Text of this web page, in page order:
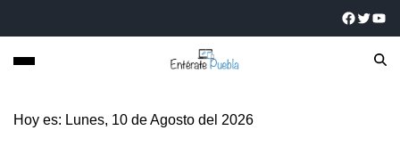
Hoy es: Lunes, 10 de Agosto del 2026